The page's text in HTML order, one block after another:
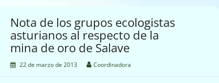
Nota de los grupos ecologistas
asturianos al respecto de la
mina de oro de Salave
22 de marzo de 2013 Coordinadora